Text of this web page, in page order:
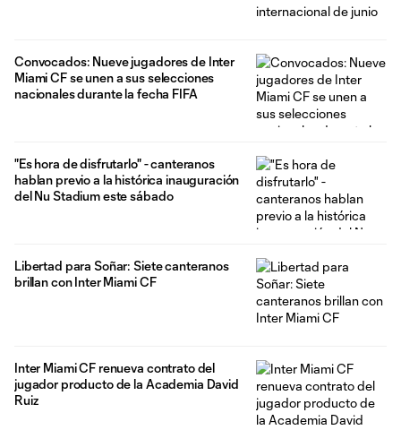
Convocados: Nueve jugadores de Inter
Miami CF se unen a sus selecciones
nacionales durante la fecha FIFA
"Es hora de disfrutarlo" - canteranos
hablan previo a la histórica inauguración
del Nu Stadium este sábado
Libertad para Soñar: Siete canteranos
brillan con Inter Miami CF
Inter Miami CF renueva contrato del
jugador producto de la Academia David
Ruiz